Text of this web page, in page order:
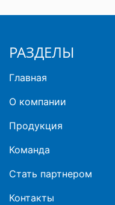
РАЗДЕЛЫ
Главная
О компании
Продукция
Команда
Стать партнером
Контакты